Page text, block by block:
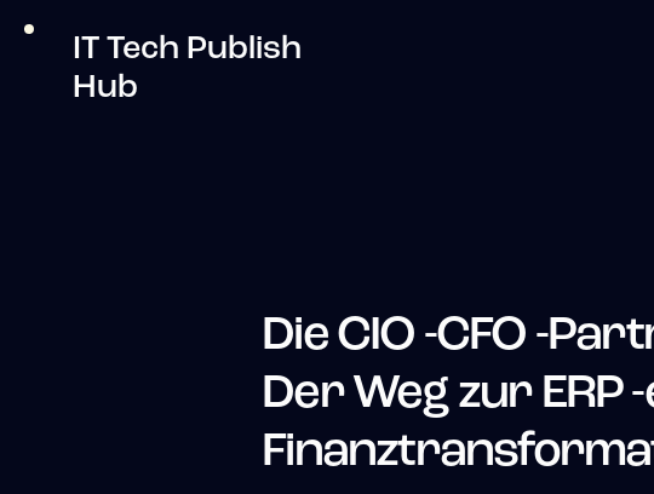
IT Tech Publish
Hub
Die CIO -CFO -
Der Weg zur ERP